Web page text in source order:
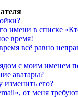
имени в списке
время!
всё равно
с моим именем
аватары?
изменить его?
от меня